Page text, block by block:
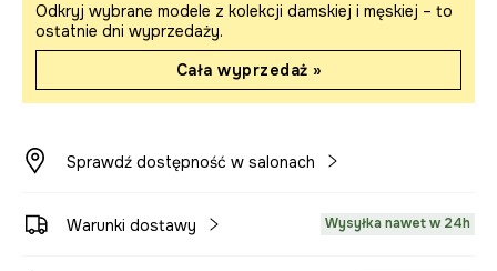
Odkryj wybrane modele z kolekcji damskiej i męskiej – to
ostatnie dni wyprzedaży.
Cała wyprzedaż »
Sprawdź dostępność w salonach
Warunki dostawy Wysyłka nawet w 24h